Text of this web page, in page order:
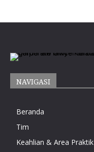
NAVIGASI
Beranda
Tim
Keahlian & Area Praktik